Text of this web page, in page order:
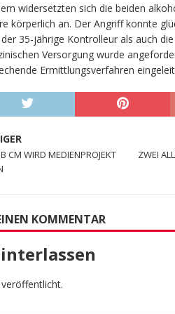
widersetzten sich die beiden
körperlich an. Der Angriff konnte
35-jährige Kontrolleur als auch
Versorgung wurde
Ermittlungsverfahren
CM WIRD MEDIENPROJEKT
ZWEI
KOMMENTAR